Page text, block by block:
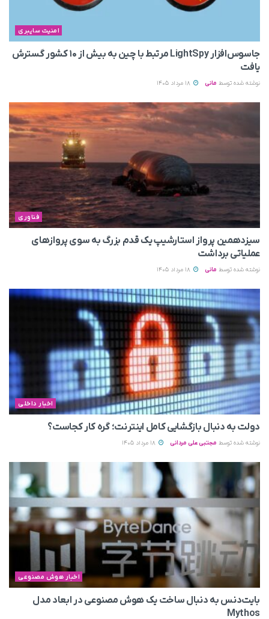
امنیت سایبری
جاسوس‌افزار LightSpy مرتبط با چین به بیش از ۱۰ کشور گسترش
یافت
نوشته شده توسط مانی
فناوری
سیزدهمین پرواز استارشیپ یک قدم بزرگ به سوی پروازهای
عملیاتی برداشت
نوشته شده توسط مانی
اخبار داخلی
دولت به دنبال بازگشایی کامل اینترنت؛ گره کار کجاست؟
نوشته شده توسط مجتبی علی مردانی
اخبار هوش مصنوعی
بایت‌دنس به‌ دنبال ساخت یک هوش مصنوعی در ابعاد مدل
Mythos